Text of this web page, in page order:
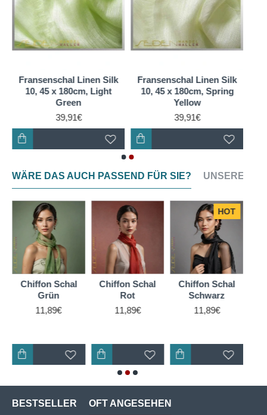
Fransenschal Linen Silk
10, 45 x 180cm, Light
Green
39,91€
Fransenschal Linen Silk
10, 45 x 180cm, Spring
Yellow
39,91€
WÄRE DAS AUCH PASSEND FÜR SIE? UNSERE
Chiffon Schal
Grün
11,89€
Chiffon Schal
Rot
11,89€
HOT
Chiffon Schal
Schwarz
11,89€
BESTSELLER OFT ANGESEHEN